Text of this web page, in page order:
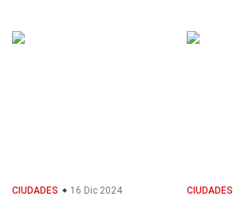
CIUDADES 16 Dic 2024 CIUDADES